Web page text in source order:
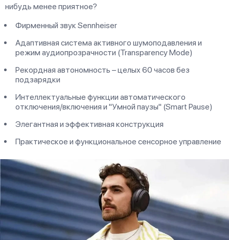
нибудь менее приятное?
Фирменный звук Sennheiser
Адаптивная система активного шумоподавления и
режим аудиопрозрачности (Transparency Mode)
Рекордная автономность – целых 60 часов без
подзарядки
Интеллектуальные функции автоматического
отключения/включения и "Умной паузы" (Smart Pause)
Элегантная и эффективная конструкция
Практическое и функциональное сенсорное управление